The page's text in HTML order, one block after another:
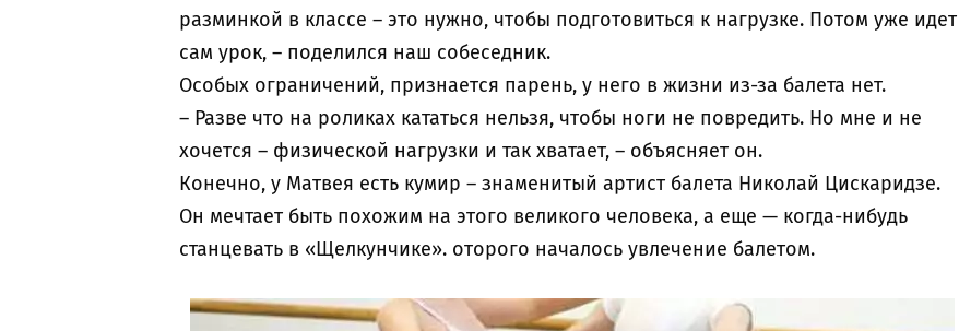
разминкой в классе – это нужно, чтобы подготовиться к нагрузке. Потом уже идет
сам урок, – поделился наш собеседник.
Особых ограничений, признается парень, у него в жизни из-за балета нет.
– Разве что на роликах кататься нельзя, чтобы ноги не повредить. Но мне и не
хочется – физической нагрузки и так хватает, – объясняет он.
Конечно, у Матвея есть кумир – знаменитый артист балета Николай Цискаридзе.
Он мечтает быть похожим на этого великого человека, а еще — когда-нибудь
станцевать в «Щелкунчике». оторого началось увлечение балетом.